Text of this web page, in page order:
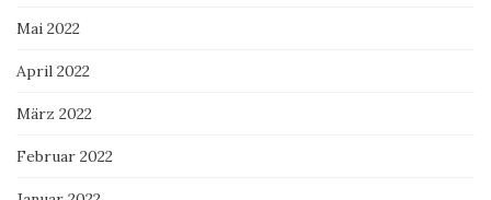
Mai 2022
April 2022
März 2022
Februar 2022